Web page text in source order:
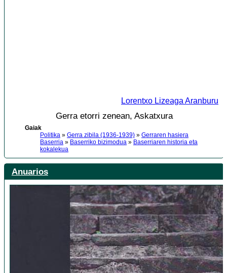
Lorentxo Lizeaga Aranburu
Gerra etorri zenean, Askatxura
Gaiak
Politika » Gerra zibila (1936-1939) » Gerraren hasiera
Baserria » Baserriko bizimodua » Baserriaren historia eta
kokalekua
Anuarios